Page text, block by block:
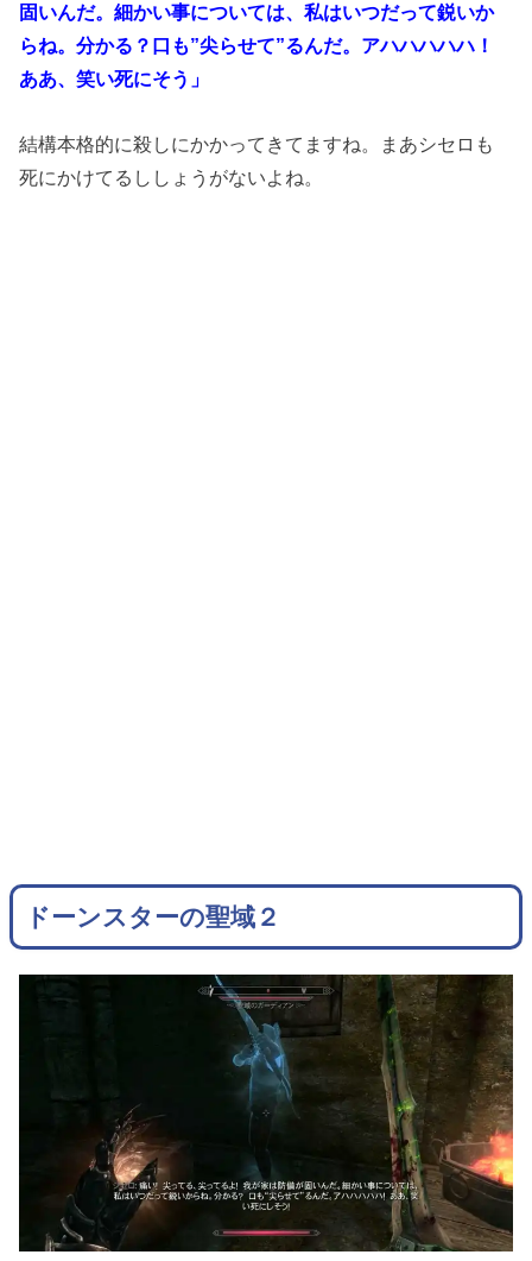
固いんだ。細かい事については、私はいつだって鋭いか
らね。分かる？口も”尖らせて”るんだ。アハハハハハ！
ああ、笑い死にそう」
結構本格的に殺しにかかってきてますね。まあシセロも
死にかけてるししょうがないよね。
ドーンスターの聖域２